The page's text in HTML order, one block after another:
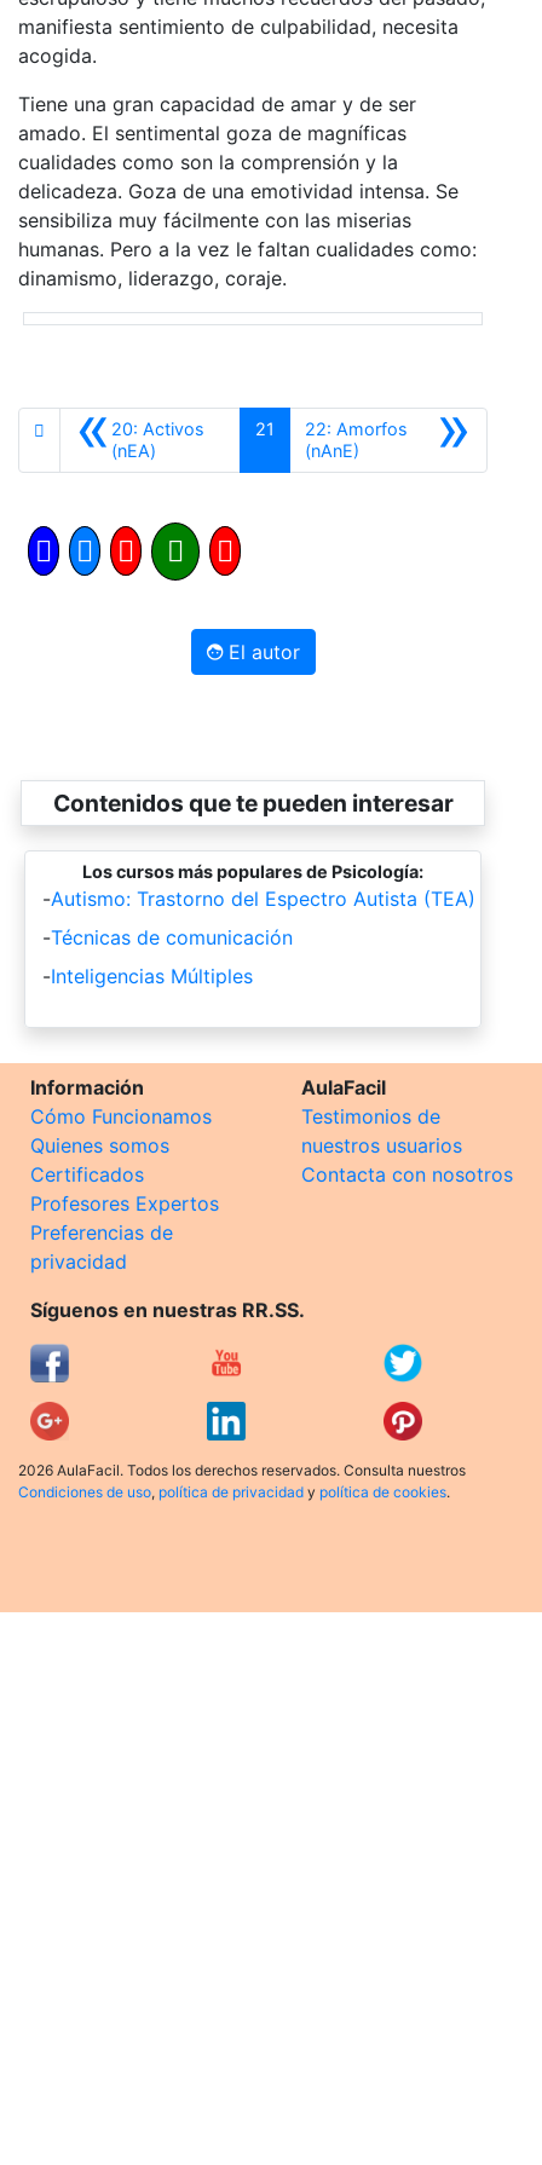
manifiesta sentimiento de culpabilidad, necesita
acogida.
Tiene una gran capacidad de amar y de ser
amado. El sentimental goza de magníficas
cualidades como son la comprensión y la
delicadeza. Goza de una emotividad intensa. Se
sensibiliza muy fácilmente con las miserias
humanas. Pero a la vez le faltan cualidades como:
dinamismo, liderazgo, coraje.
«20: Activos
(nEA)
21 »
22: Amorfos
(nAnE)
El autor
Contenidos que te pueden interesar
Los cursos más populares de Psicología:
-Autismo: Trastorno del Espectro Autista (TEA)
-Técnicas de comunicación
-Inteligencias Múltiples
Información
Cómo Funcionamos
Quienes somos
Certificados
Profesores Expertos
Preferencias de
privacidad
AulaFacil
Testimonios de
nuestros usuarios
Contacta con nosotros
Síguenos en nuestras RR.SS.
2026 AulaFacil. Todos los derechos reservados. Consulta nuestros
Condiciones de uso, política de privacidad y política de cookies.